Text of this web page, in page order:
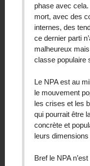
phase avec
mort, avec des
internes, des
ce dernier parti
malheureux
classe populaire
Le NPA est au
le mouvement
les crises et les
qui pourrait être
concrète et
leurs
Bref le NPA